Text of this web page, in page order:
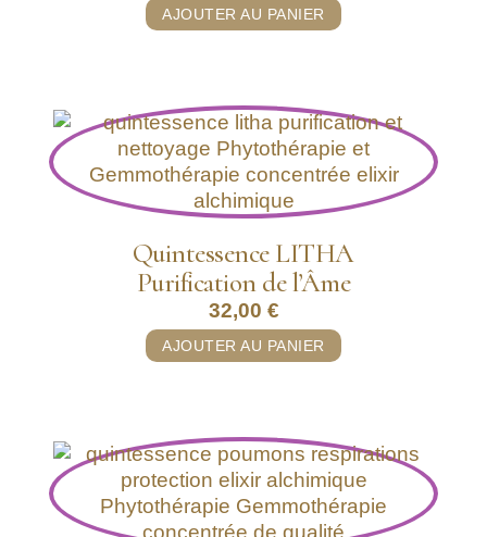
AJOUTER AU PANIER
Quintessence LITHA
Purification de l’Âme
32,00 €
AJOUTER AU PANIER